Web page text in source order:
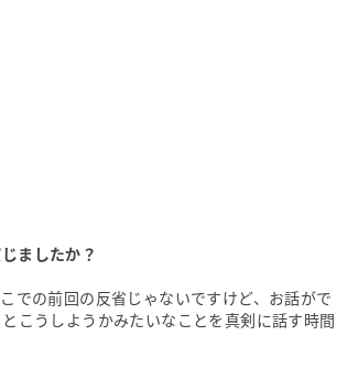
ましたか？
での前回の反省じゃないですけど、お話がで
こうしようかみたいなことを真剣に話す時間